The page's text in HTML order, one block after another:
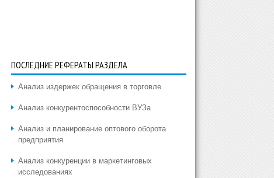
ПОСЛЕДНИЕ РЕФЕРАТЫ РАЗДЕЛА
Анализ издержек обращения в торговле
Анализ конкурентоспособности ВУЗа
Анализ и планирование оптового оборота
предприятия
Анализ конкуренции в маркетинговых
исследованиях